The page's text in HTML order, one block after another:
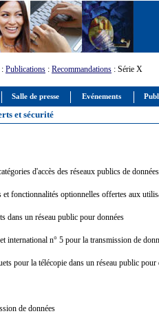
Salle de presse Evénements
: Publications : Recommandations : Série X
et sécurité
d'accès des réseaux publics de
fonctionnalités optionnelles offertes aux
dans un réseau public pour données
international n° 5 pour la transmission de
pour la télécopie dans un réseau public pour
de données